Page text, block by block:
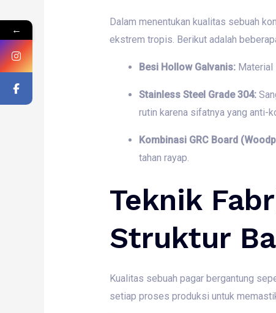
Dalam menentukan kualitas sebuah
ekstrem tropis. Berikut adalah
Besi Hollow Galvanis:Material
Stainless Steel Grade 304:
rutin karena sifatnya yang anti-
Kombinasi GRC Board
tahan rayap.
Teknik
Struktur
Kualitas sebuah pagar bergantung
setiap proses produksi untuk
←